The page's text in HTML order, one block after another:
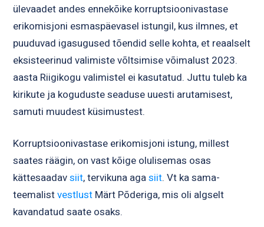
ülevaadet andes ennekõike korruptsioonivastase
erikomisjoni esmaspäevasel istungil, kus ilmnes, et
puuduvad igasugused tõendid selle kohta, et reaalselt
eksisteerinud valimiste võltsimise võimalust 2023.
aasta Riigikogu valimistel ei kasutatud. Juttu tuleb ka
kirikute ja koguduste seaduse uuesti arutamisest,
samuti muudest küsimustest.
Korruptsioonivastase erikomisjoni istung, millest
saates räägin, on vast kõige olulisemas osas
kättesaadavsiit, tervikuna agasiit. Vt ka sama-
teemalistvestlust Märt Põderiga, mis oli algselt
kavandatud saate osaks.